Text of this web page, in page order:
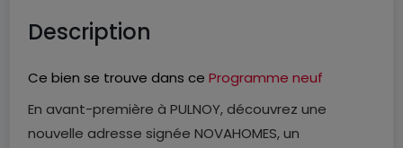
Description
Ce bien se trouve dans ce Programme neuf
En avant-première à PULNOY, découvrez une
nouvelle adresse signée NOVAHOMES, un